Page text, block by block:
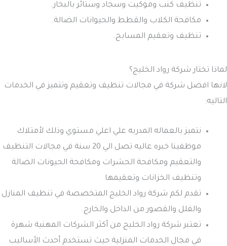
تنظيف كنب وموكيت وسجاد وستائر بالبخار.
مكافحة الكلاب والقطط والحيوانات الضالة.
تنظيف وتعقيم المسابح.
لماذا تختار شركة رواد الخليج؟
لانها افضل شركة في مجالات تنظيف وتعقيم وتتميز في الخدمات
التاليه:
نتميز بالعماله المدربه علي اعلي مستوي وذلك لأمتلاك
موظفينا خبره عاليه تصل الي 20 سنة في مجالات التنظيف
والتعقيم ومكافحة الحشرات ومكافحة الحيونات الضالة
وتنظيف الخزانات وتعقيمها
تقدم لكم شركة رواد الخليج المتخصصة في تنظيف المنازل
والفلل والقصور من الداخل والخارج.
تعتبر شركة رواد الخليج من أكثر الشركات المهنية شهرة
في مجال الخدمات المنزلية حيث تستخدم أحدث الأساليب